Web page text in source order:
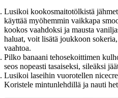
Lusikoi kookosmaitotölkistä
käyttää myöhemmin vaikkapa
kookos vaahdoksi ja mausta
haluat, voit lisätä joukkoon
vaahtoa.
Pilko banaani tehosekoittimen
seos nopeasti tasaiseksi, sileäksi
Lusikoi laseihin vuorotellen
Koristele mintunlehdillä ja nauti